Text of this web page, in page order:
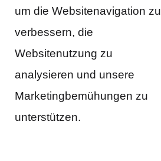
MITGLIEDSCHAFT
HÄUFIGE FRAGEN
KONTAKT
IMPRESSUM
um die Websitenavigation zu
verbessern, die
Websitenutzung zu
analysieren und unsere
Marketingbemühungen zu
unterstützen.